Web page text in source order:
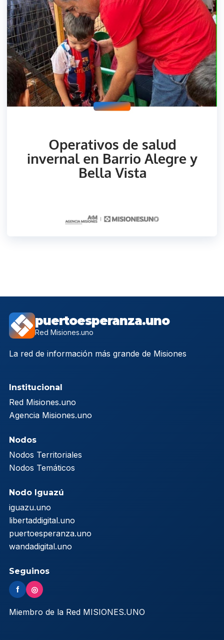
puertoesperanza.uno
Red Misiones.uno
La red de información más grande de Misiones
Institucional
Red Misiones.uno
Agencia Misiones.uno
Nodos
Nodos Territoriales
Nodos Temáticos
Nodo Iguazú
iguazu.uno
libertaddigital.uno
puertoesperanza.uno
wandadigital.uno
Seguinos
f ◎
Miembro de la Red MISIONES.UNO